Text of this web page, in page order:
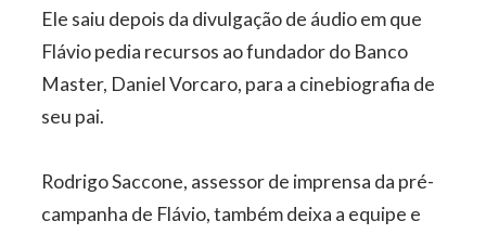
Ele saiu depois da divulgação de áudio em que
Flávio pedia recursos ao fundador do Banco
Master, Daniel Vorcaro, para a cinebiografia de
seu pai.
Rodrigo Saccone, assessor de imprensa da pré-
campanha de Flávio, também deixa a equipe e